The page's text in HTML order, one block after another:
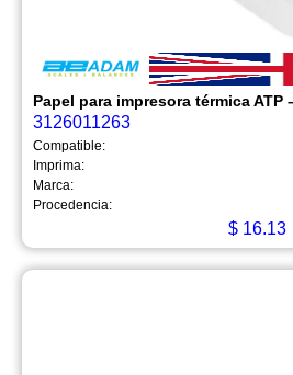
Papel para impresora térmica ATP
3126011263
Compatible:
Imprima:
Marca:
Procedencia:
$16.13